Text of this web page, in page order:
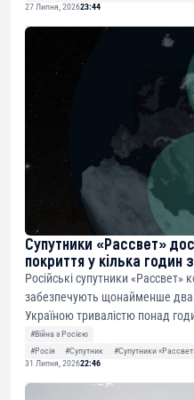
27 Липня, 202623:44
Супутники «Рассвет»
покриття у кілька годин
Російські супутники «Рассвет»
забезпечують щонайменше два
Україною тривалістю понад
#Війна з Росією
#Росія
#Супутник #Супутники
31 Липня, 202622:46